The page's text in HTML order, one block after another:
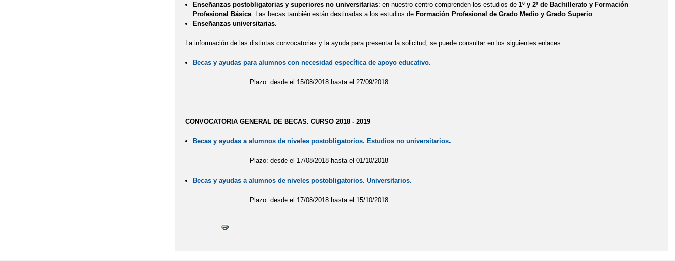
Enseñanzas postobligatorias y superiores no universitarias: en nuestro centro comprenden los estudios de1º y 2º de Bachillerato y Formación
Profesional Básica. Las becas también están destinadas a los estudios de Formación Profesional de Grado Medio y Grado Superio.
Enseñanzas universitarias.
La información de las distintas convocatorias y la ayuda para presentar la solicitud, se puede consultar en los siguientes enlaces:
Becas y ayudas para alumnos con necesidad específica de apoyo educativo.
Plazo: desde el 15/08/2018 hasta el 27/09/2018
CONVOCATORIA GENERAL DE BECAS. CURSO 2018 - 2019
Becas y ayudas a alumnos de niveles postobligatorios. Estudios no universitarios.
Plazo: desde el 17/08/2018 hasta el 01/10/2018
Becas y ayudas a alumnos de niveles postobligatorios. Universitarios.
Plazo: desde el 17/08/2018 hasta el 15/10/2018